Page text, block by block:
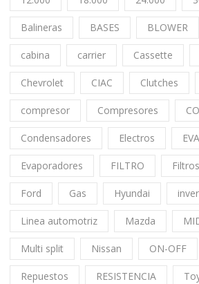
Balineras BASES BLOWER
cabina carrier Cassette
Chevrolet CIAC Clutches
compresor Compresores
Condensadores Electros
Evaporadores FILTRO Filtros
Ford Gas Hyundai
Linea automotriz Mazda
Multi split Nissan ON-OFF
Repuestos RESISTENCIA